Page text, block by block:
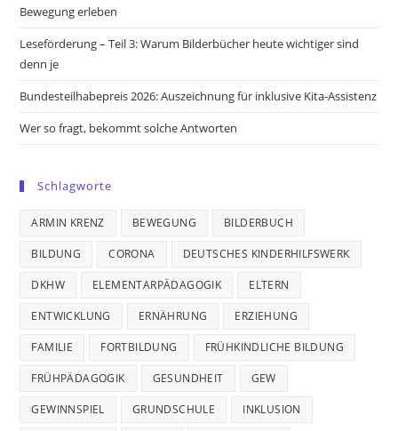
Bewegung erleben
Leseförderung – Teil 3: Warum Bilderbücher heute wichtiger sind
denn je
Bundesteilhabepreis 2026: Auszeichnung für inklusive Kita-Assistenz
Wer so fragt, bekommt solche Antworten
Schlagworte
ARMIN KRENZ BEWEGUNG BILDERBUCH
BILDUNG CORONA DEUTSCHES KINDERHILFSWERK
DKHW ELEMENTARPÄDAGOGIK ELTERN
ENTWICKLUNG ERNÄHRUNG ERZIEHUNG
FAMILIE FORTBILDUNG FRÜHKINDLICHE BILDUNG
FRÜHPÄDAGOGIK GESUNDHEIT GEW
GEWINNSPIEL GRUNDSCHULE INKLUSION